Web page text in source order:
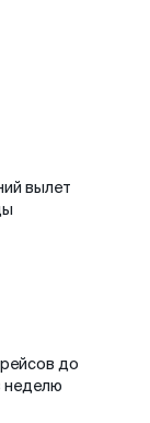
вылет
до
неделю